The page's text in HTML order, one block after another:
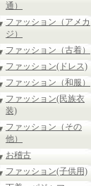
通）
ファッション（アメカ
ジ）
ファッション（古着）
ファッション(ドレス)
ファッション（和服）
ファッション(民族衣
装)
ファッション（その
他）
お稽古
ファッション(子供用)